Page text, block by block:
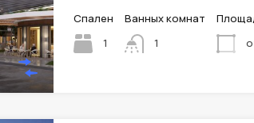
Спален
1
Ванных комнат
1